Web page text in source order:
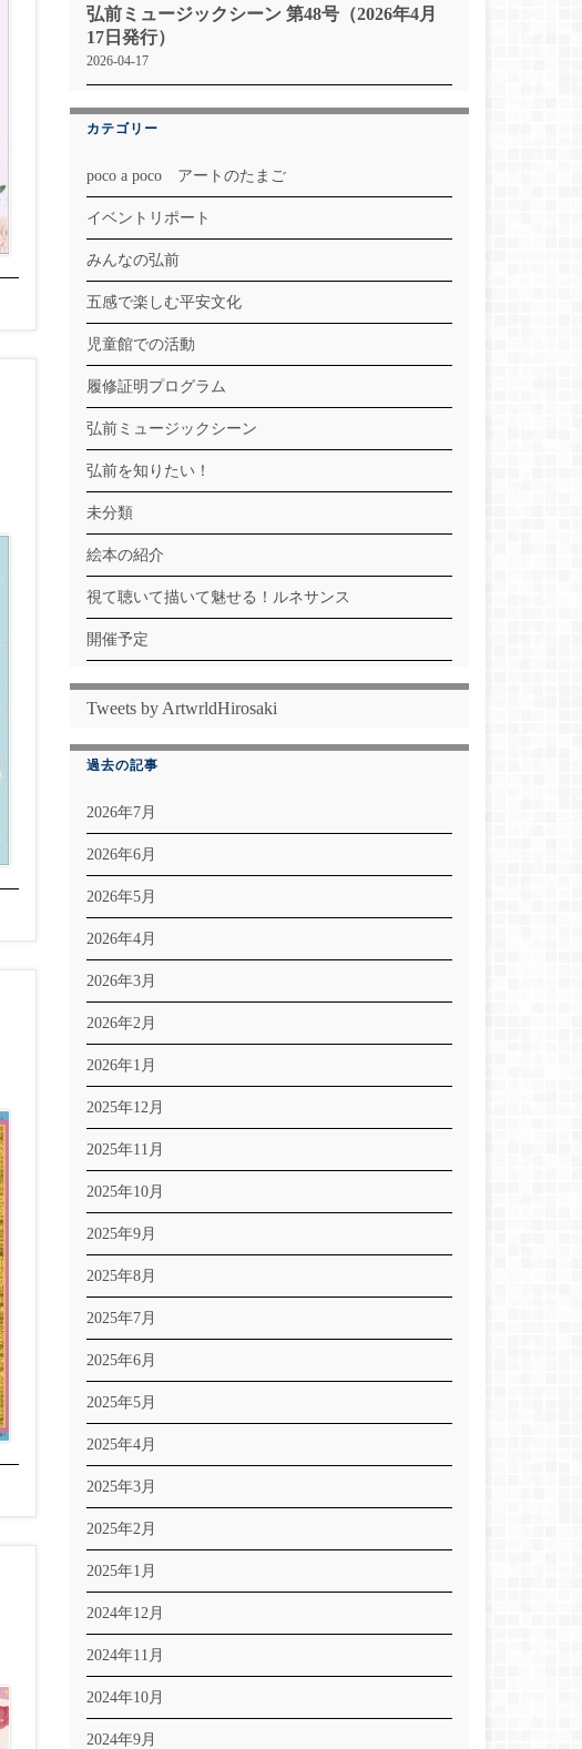
弘前ミュージックシーン 第48号（2026年4月
17日発行）
2026-04-17
カテゴリー
poco a poco アートのたまご
イベントリポート
みんなの弘前
五感で楽しむ平安文化
児童館での活動
履修証明プログラム
弘前ミュージックシーン
弘前を知りたい！
未分類
絵本の紹介
視て聴いて描いて魅せる！ルネサンス
開催予定
Tweets by ArtwrldHirosaki
過去の記事
2026年7月
2026年6月
2026年5月
2026年4月
2026年3月
2026年2月
2026年1月
2025年12月
2025年11月
2025年10月
2025年9月
2025年8月
2025年7月
2025年6月
2025年5月
2025年4月
2025年3月
2025年2月
2025年1月
2024年12月
2024年11月
2024年10月
2024年9月